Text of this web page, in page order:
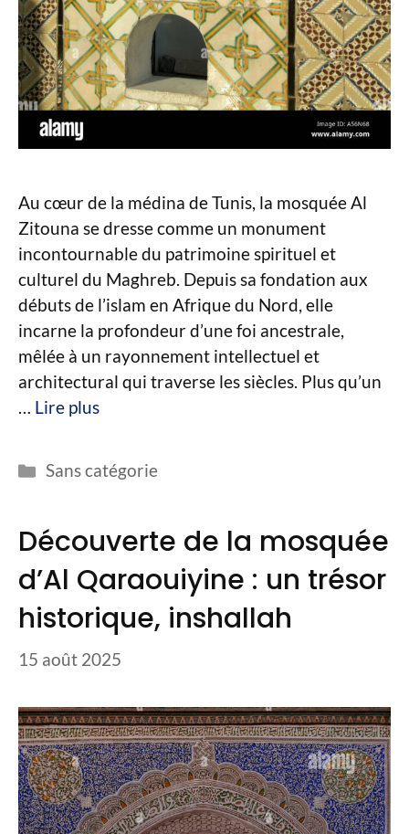
Au cœur de la médina de Tunis, la mosquée Al
Zitouna se dresse comme un monument
incontournable du patrimoine spirituel et
culturel du Maghreb. Depuis sa fondation aux
débuts de l’islam en Afrique du Nord, elle
incarne la profondeur d’une foi ancestrale,
mêlée à un rayonnement intellectuel et
architectural qui traverse les siècles. Plus qu’un
… Lire plus
Catégories
Sans catégorie
Découverte de la mosquée
d’Al Qaraouiyine : un trésor
historique, inshallah
15 août 2025